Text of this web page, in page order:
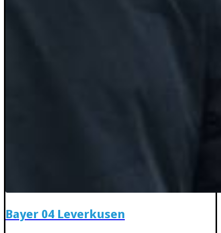
Bayer 04 Leverkusen